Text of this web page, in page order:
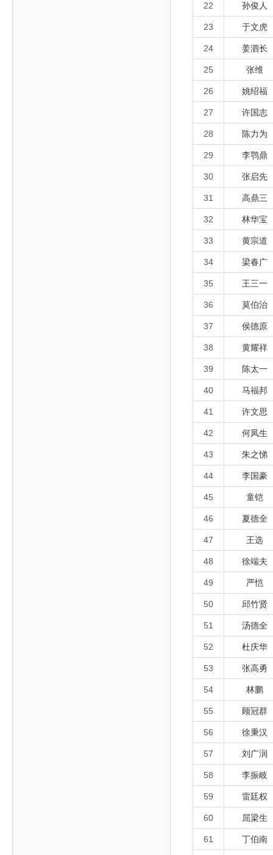
22 孙俊人
23 于文虎
24 姜泗长
25 张维
26 姚绍福
27 许国志
28 陈力为
29 李鹗鼎
30 张启先
31 高鼎三
32 林华宝
33 黄宗道
34 梁春广
35 王三一
36 莫伯治
37 侯德原
38 黄耀祥
39 陈太一
40 马福邦
41 许文思
42 何凤生
43 朱之悌
44 李国豪
45 童铠
46 夏德全
47 王选
48 徐端夫
49 严恺
50 邱竹贤
51 汤德全
52 杜庆华
53 张高勇
54 林鹏
55 顾冠群
56 徐秉汉
57 刘广润
58 李振岐
59 雷廷权
60 屈梁生
61 丁伯南